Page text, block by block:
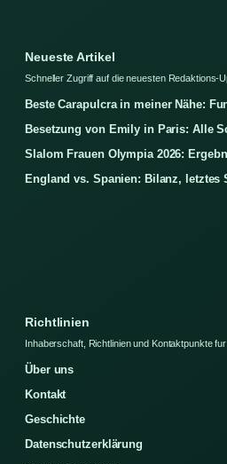
Neueste Artikel
Schneller Zugriff auf die neuesten Redaktions-
Beste Carapulcra in meiner Nähe:
Besetzung von Emily in Paris: Alle
Slalom Frauen Olympia 2026:
England vs. Spanien: Bilanz, letztes
Richtlinien
Inhaberschaft, Richtlinien und Kontaktpunkte fur
Über uns
Kontakt
Geschichte
Datenschutzerklärung